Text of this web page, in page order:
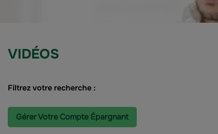
VIDÉOS
Filtrez votre recherche :
Gérer Votre Compte Épargnant